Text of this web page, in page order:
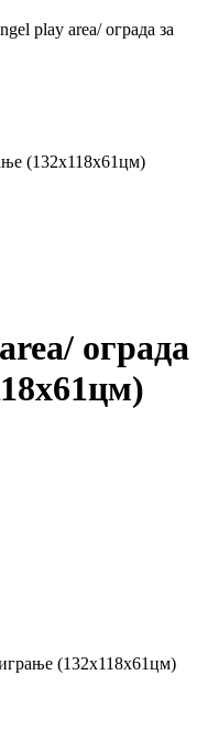
play area/ ограда за
(132х118х61цм)
ограда
(132х118х61цм)